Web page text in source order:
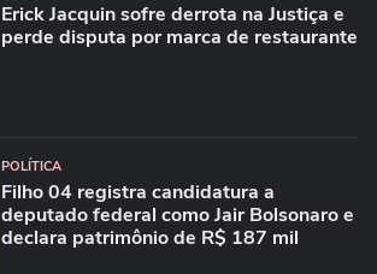
Erick Jacquin sofre derrota na Justiça e
perde disputa por marca de restaurante
POLÍTICA
Filho 04 registra candidatura a
deputado federal como Jair Bolsonaro e
declara patrimônio de R$ 187 mil